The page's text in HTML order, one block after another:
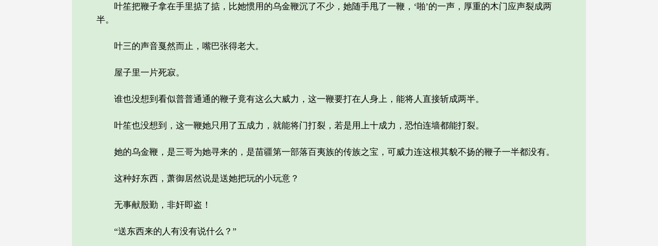
叶笙把鞭子拿在手里掂了掂，比她惯用的乌金鞭沉了不少，她随手甩了一鞭，‘啪’的一声，厚重的木门应声裂成两
半。
叶三的声音戛然而止，嘴巴张得老大。
屋子里一片死寂。
谁也没想到看似普普通通的鞭子竟有这么大威力，这一鞭要打在人身上，能将人直接斩成两半。
叶笙也没想到，这一鞭她只用了五成力，就能将门打裂，若是用上十成力，恐怕连墙都能打裂。
她的乌金鞭，是三哥为她寻来的，是苗疆第一部落百夷族的传族之宝，可威力连这根其貌不扬的鞭子一半都没有。
这种好东西，萧御居然说是送她把玩的小玩意？
无事献殷勤，非奸即盗！
“送东西来的人有没有说什么？”